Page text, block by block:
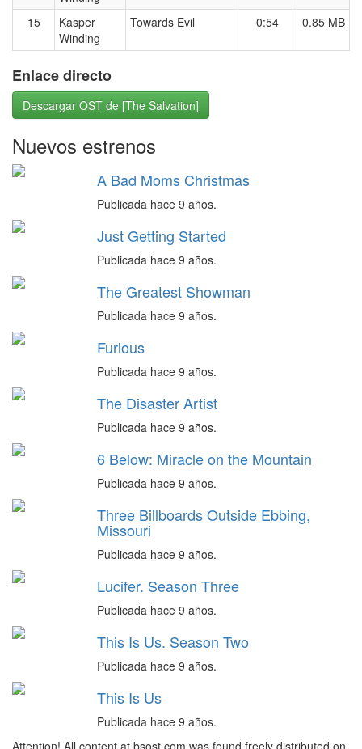
15
Kasper
Winding
Towards Evil 0:54 0.85 MB
Enlace directo
Descargar OST de [The Salvation]
Nuevos estrenos
A Bad Moms Christmas
Publicada hace 9 años.
Just Getting Started
Publicada hace 9 años.
The Greatest Showman
Publicada hace 9 años.
Furious
Publicada hace 9 años.
The Disaster Artist
Publicada hace 9 años.
6 Below: Miracle on the Mountain
Publicada hace 9 años.
Three Billboards Outside Ebbing,
Missouri
Publicada hace 9 años.
Lucifer. Season Three
Publicada hace 9 años.
This Is Us. Season Two
Publicada hace 9 años.
This Is Us
Publicada hace 9 años.
Attention! All content at bsost.com was found freely distributed on